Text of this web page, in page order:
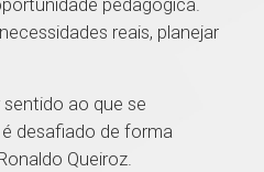
pedagógica.
reais, planejar
ao que se
desafiado de forma
Queiroz.